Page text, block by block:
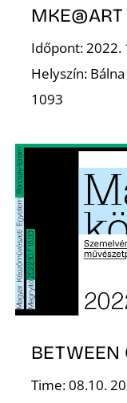
Időpont: 2022.
Helyszín:
1093
BETWEEN
Time: 08.10.